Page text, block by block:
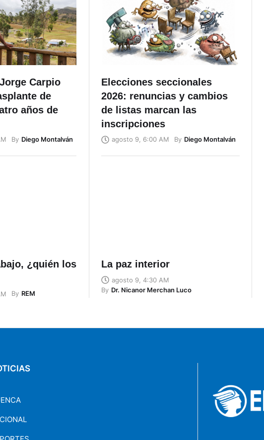
Carpio
de
años de
By Diego Montalván
Elecciones seccionales
2026: renuncias y cambios
de listas marcan las
inscripciones
agosto 9, 6:00 AM By Diego Montalván
¿quién los
By REM
La paz interior
agosto 9, 4:30 AM
By Dr. Nicanor Merchan Luco